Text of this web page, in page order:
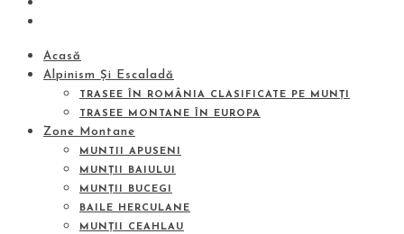
Acasă
Alpinism Și Escaladă
TRASEE ÎN ROMÂNIA CLASIFICATE PE MUNȚI
TRASEE MONTANE ÎN EUROPA
Zone Montane
MUNTII APUSENI
MUNȚII BAIULUI
MUNȚII BUCEGI
BAILE HERCULANE
MUNȚII CEAHLAU